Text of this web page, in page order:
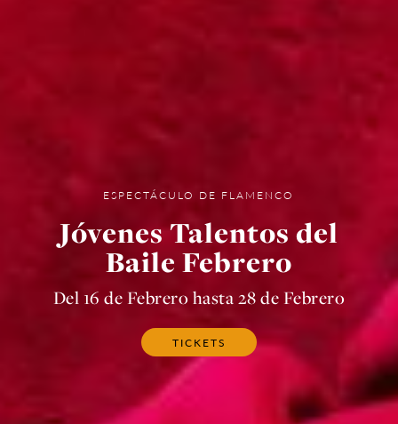
ESPECTÁCULO DE FLAMENCO
Jóvenes Talentos del
Baile Febrero
Del 16 de Febrero hasta 28 de Febrero
TICKETS